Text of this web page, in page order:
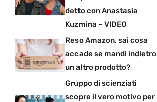
detto con Anastasia
Kuzmina – VIDEO
Reso Amazon, sai cosa
accade se mandi indietro
un altro prodotto?
Gruppo di scienziati
scopre il vero motivo per